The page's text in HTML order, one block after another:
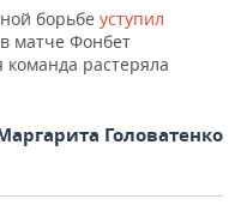
борьбе уступил
матче Фонбет
растеряла
Головатенко